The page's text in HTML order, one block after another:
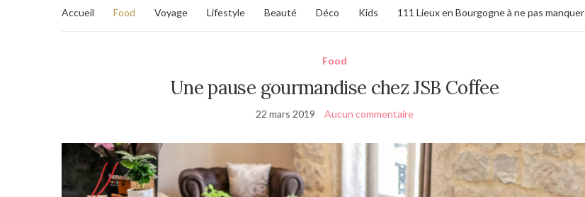
Accueil Food Voyage Lifestyle Beauté Déco Kids 111 Lieux en Bourgogne à ne pas manquer
Food
Une pause gourmandise chez JSB Coffee
22 mars 2019 Aucun commentaire